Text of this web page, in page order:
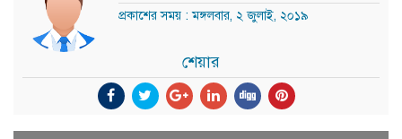
প্রকাশের সময় : মঙ্গলবার, ২ জুলাই, ২০১৯
শেয়ার